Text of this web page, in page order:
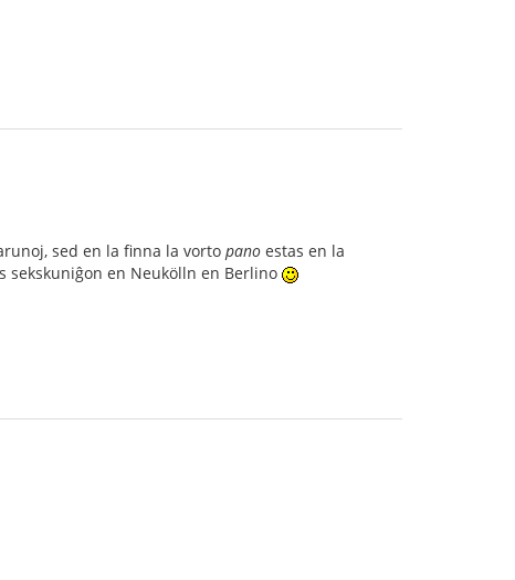
sed en la finna la vorto pano estas en la
sekskuniĝon en Neukölln en Berlino